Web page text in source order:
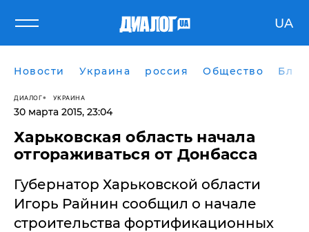
UA
Новости Украина россия Общество
ДИАЛОГ УКРАИНА
30 марта 2015, 23:04
Харьковская область начала
отгораживаться от Донбасса
​Губернатор Харьковской области
Игорь Райнин сообщил о начале
строительства фортификационных